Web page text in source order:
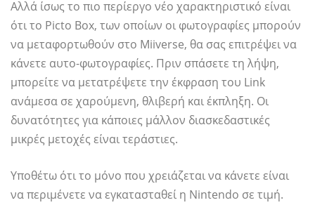
Αλλά ίσως το πιο περίεργο νέο χαρακτηριστικό είναι
ότι το Picto Box, των οποίων οι φωτογραφίες μπορούν
να μεταφορτωθούν στο Miiverse, θα σας επιτρέψει να
κάνετε αυτο-φωτογραφίες. Πριν σπάσετε τη λήψη,
μπορείτε να μετατρέψετε την έκφραση του Link
ανάμεσα σε χαρούμενη, θλιβερή και έκπληξη. Οι
δυνατότητες για κάποιες μάλλον διασκεδαστικές
μικρές μετοχές είναι τεράστιες.
Υποθέτω ότι το μόνο που χρειάζεται να κάνετε είναι
να περιμένετε να εγκατασταθεί η Nintendo σε τιμή.